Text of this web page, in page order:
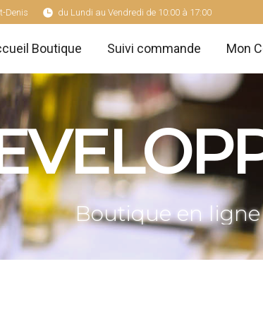
Denis du Lundi au Vendredi de 10:00 à 17:00
Boutique Suivi commande Mon
Boutique en ligne
Boutique Suivi commande Mon